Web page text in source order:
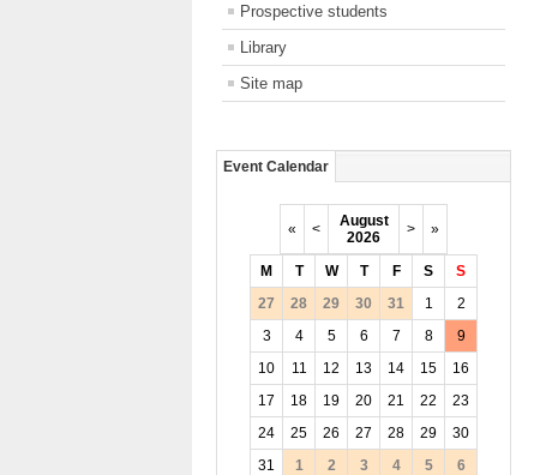
Prospective students
Library
Site map
Event Calendar
« <
August
2026
> »
M T W T F S
S
27
28 29 30 31 1
2
3
4 5 6 7 8
9
10
11 12 13 14 15
16
17
18 19 20 21 22
23
24
25 26 27 28 29
30
31
1 2 3 4 5 6